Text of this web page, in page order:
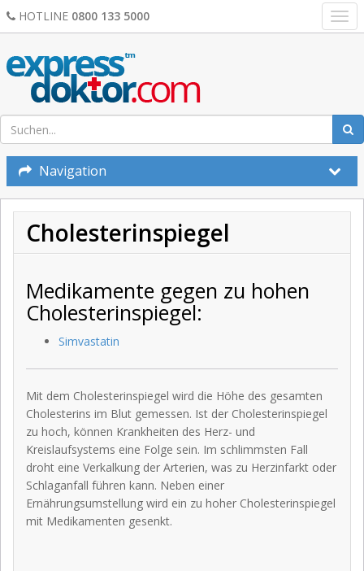
HOTLINE 0800 133 5000
Navigation
Cholesterinspiegel
Medikamente gegen zu hohen
Cholesterinspiegel:
Simvastatin
Mit dem Cholesterinspiegel wird die Höhe des gesamten
Cholesterins im Blut gemessen. Ist der Cholesterinspiegel
zu hoch, können Krankheiten des Herz- und
Kreislaufsystems eine Folge sein. Im schlimmsten Fall
droht eine Verkalkung der Arterien, was zu Herzinfarkt oder
Schlaganfall führen kann. Neben einer
Ernährungsumstellung wird ein zu hoher Cholesterinspiegel
mit Medikamenten gesenkt.